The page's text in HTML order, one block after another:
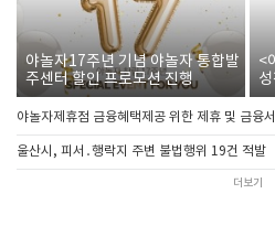
야놀자17주년 기념 야놀자 통합발
주센터 할인 프로모션 진행
<
야놀자제휴점 금융혜택제공 위한 제휴 및 금융
울산시, 피서․행락지 주변 불법행위 19건 적발
더보기